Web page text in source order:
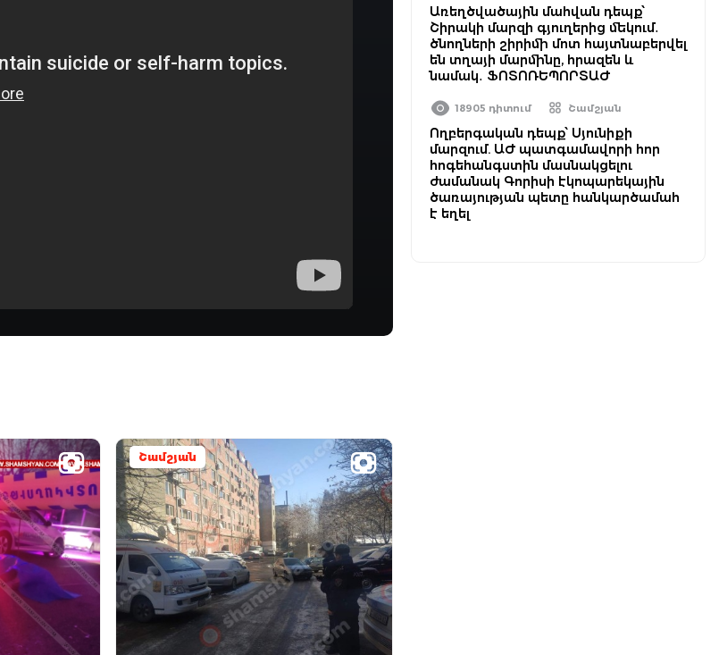
Շամշյան
Առեղծվածային մահվան դեպք՝
Շիրակի մարզի գյուղերից մեկում․
ծնողների շիրիմի մոտ հայտնաբերվել
են տղայի մարմինը, հրազեն և
նամակ․ ՖՈՏՈՌԵՊՈՐՏԱԺ
18905 դիտում Շամշյան
Ողբերգական դեպք՝ Սյունիքի
մարզում. ԱԺ պատգամավորի հոր
հոգեհանգստին մասնակցելու
ժամանակ Գորիսի էկոպարեկային
ծառայության պետը հանկարծամահ
է եղել